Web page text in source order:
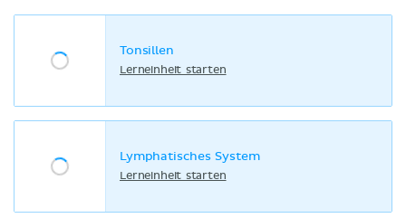
Tonsillen
Lerneinheit starten
Lymphatisches System
Lerneinheit starten